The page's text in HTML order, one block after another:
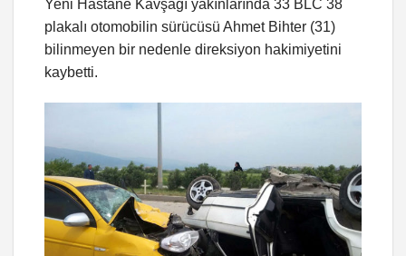
Yeni Hastane Kavşağı yakınlarında 33 BLC 38
plakalı otomobilin sürücüsü Ahmet Bihter (31)
bilinmeyen bir nedenle direksiyon hakimiyetini
kaybetti.